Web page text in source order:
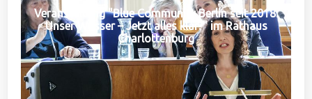
Veranstaltung "Blue Community Berlin seit 2018:
Unser Wasser – Jetzt alles klar?" im Rathaus
Charlottenburg